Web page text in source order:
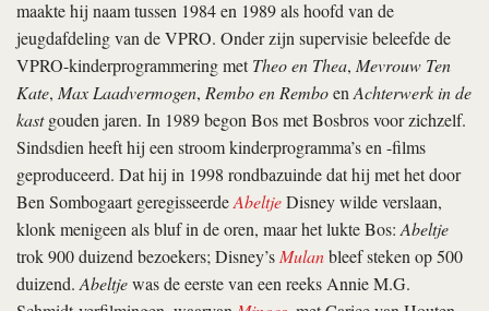
maakte hij naam tussen 1984 en 1989 als hoofd van de
jeugdafdeling van de VPRO. Onder zijn supervisie beleefde de
VPRO-kinderprogrammering metTheo en Thea, Mevrouw Ten
Kate, Max Laadvermogen, Rembo en RemboenAchterwerk in de
kastgouden jaren. In 1989 begon Bos met Bosbros voor zichzelf.
Sindsdien heeft hij een stroom kinderprogramma’s en -films
geproduceerd. Dat hij in 1998 rondbazuinde dat hij met het door
Ben Sombogaart geregisseerdeAbeltjeDisney wilde verslaan,
klonk menigeen als bluf in de oren, maar het lukte Bos:Abeltje
trok 900 duizend bezoekers; Disney’sMulanbleef steken op 500
duizend.Abeltjewas de eerste van een reeks Annie M.G.